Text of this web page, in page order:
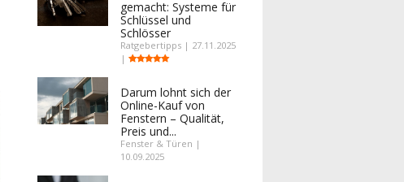
gemacht: Systeme für
Schlüssel und
Schlösser
Ratgebertipps | 27.11.2025
|
Darum lohnt sich der
Online-Kauf von
Fenstern – Qualität,
Preis und...
Fenster & Türen |
10.09.2025